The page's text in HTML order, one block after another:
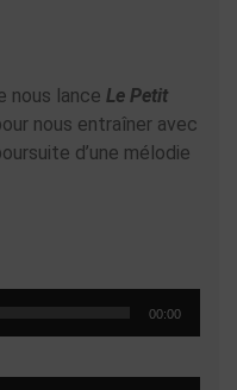
nous lance Le Petit
nous entraîner avec
d’une mélodie
00:00